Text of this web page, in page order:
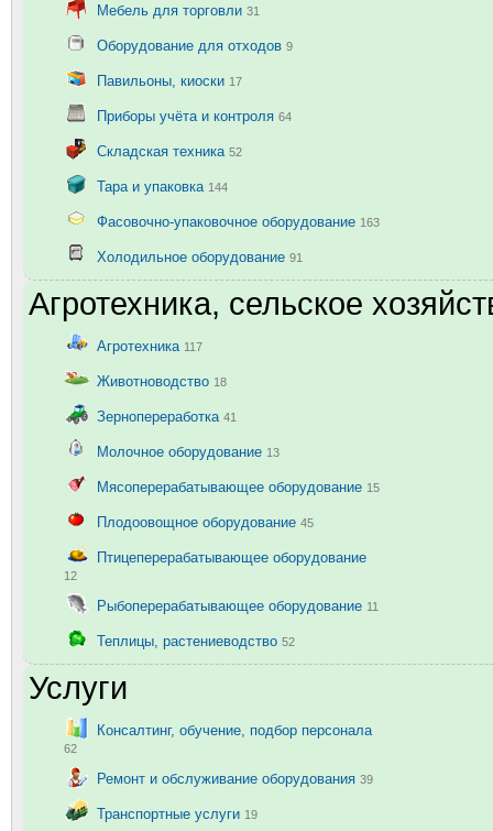
Мебель для торговли 31
Оборудование для отходов 9
Павильоны, киоски 17
Приборы учёта и контроля 64
Складская техника 52
Тара и упаковка 144
Фасовочно-упаковочное оборудование 163
Холодильное оборудование 91
Агротехника, сельское
Агротехника 117
Животноводство 18
Зернопереработка 41
Молочное оборудование 13
Мясоперерабатывающее оборудование 15
Плодоовощное оборудование 45
Птицеперерабатывающее оборудование
12
Рыбоперерабатывающее оборудование 11
Теплицы, растениеводство 52
Услуги
Консалтинг, обучение, подбор персонала
62
Ремонт и обслуживание оборудования 39
Транспортные услуги 19